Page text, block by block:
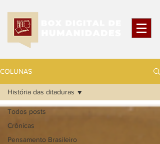
COLUNAS
Todos posts
Crônicas
Pensamento Brasileiro
História das ditaduras